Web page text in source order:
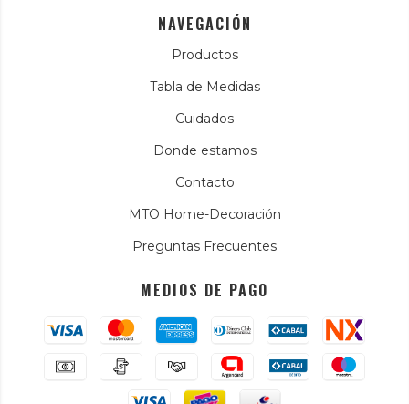
NAVEGACIÓN
Productos
Tabla de Medidas
Cuidados
Donde estamos
Contacto
MTO Home-Decoración
Preguntas Frecuentes
MEDIOS DE PAGO